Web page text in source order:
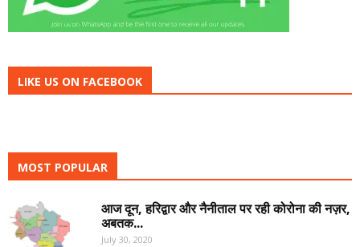
LIKE US ON FACEBOOK
MOST POPULAR
आज दून, हरिद्वार और नैनीताल पर रही कोरोना की नज़र,
अबतक...
July 30, 2020